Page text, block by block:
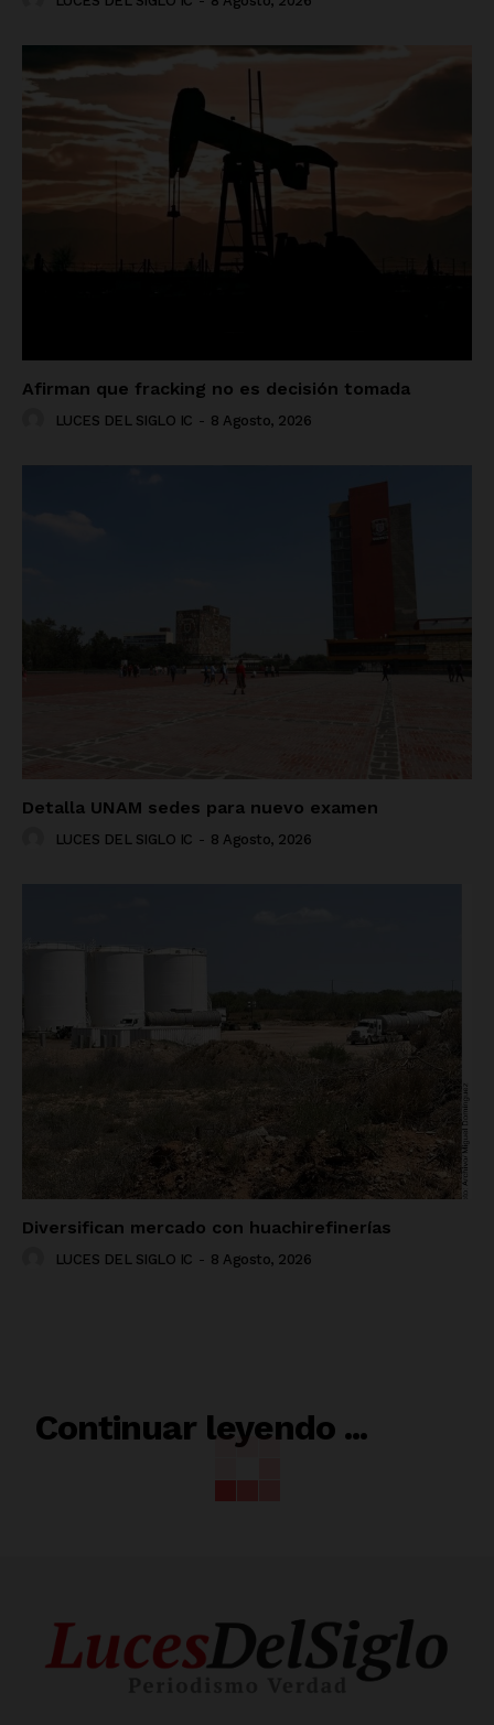
Afirman que fracking no es decisión tomada
LUCES DEL SIGLO IC - 8 Agosto, 2026
Detalla UNAM sedes para nuevo examen
LUCES DEL SIGLO IC - 8 Agosto, 2026
Diversifican mercado con huachirefinerías
LUCES DEL SIGLO IC - 8 Agosto, 2026
Continuar leyendo ...
RELACIONADO